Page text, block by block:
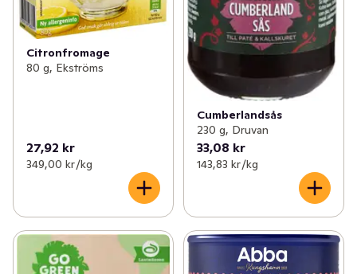
Citronfromage
80 g, Ekströms
27,92 kr
349,00 kr /kg
Cumberlandsås
230 g, Druvan
33,08 kr
143,83 kr /kg